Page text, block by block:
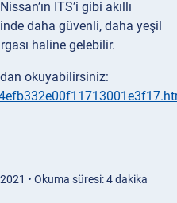
ITS’i gibi akıllı
daha güvenli, daha yeşil
haline gelebilir.
okuyabilirsiniz:
• Okuma süresi: 4 dakika